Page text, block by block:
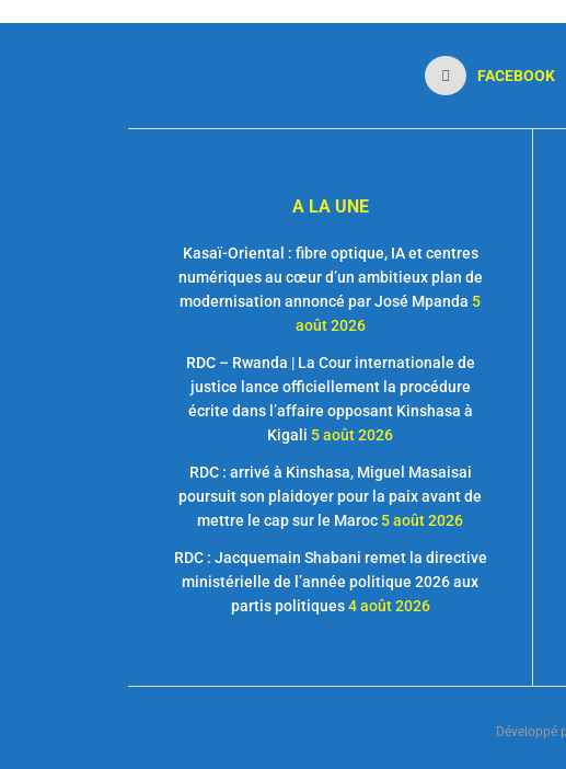
FACEBOOK
A LA UNE
Kasaï-Oriental : fibre optique, IA et centres
numériques au cœur d’un ambitieux plan de
modernisation annoncé par José Mpanda 5
août 2026
RDC – Rwanda | La Cour internationale de
justice lance officiellement la procédure
écrite dans l’affaire opposant Kinshasa à
Kigali 5 août 2026
RDC : arrivé à Kinshasa, Miguel Masaisai
poursuit son plaidoyer pour la paix avant de
mettre le cap sur le Maroc 5 août 2026
RDC : Jacquemain Shabani remet la directive
ministérielle de l’année politique 2026 aux
partis politiques 4 août 2026
Développé